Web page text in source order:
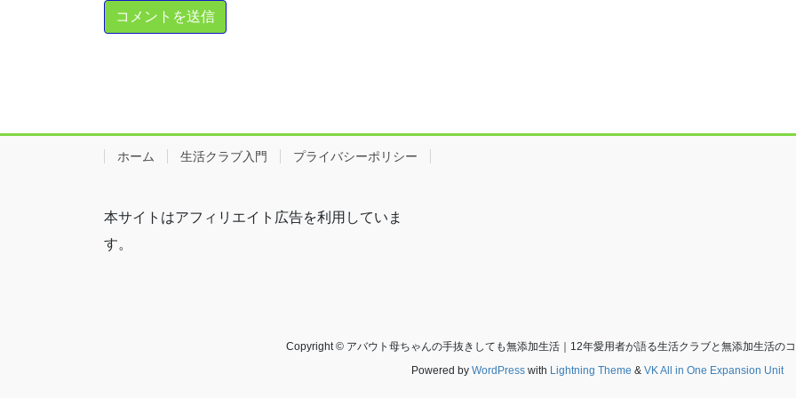
ホーム 生活クラブ入門 プライバシーポリシー
本サイトはアフィリエイト広告を利用していま
す。
Copyright © アバウト母ちゃんの手抜きしても無添加生活｜12年愛用者が語る生活クラブと無添加生活の
Powered by WordPresswith Lightning Theme & VK All in One Expansion Unit